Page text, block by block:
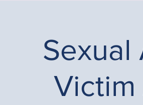
Sexual
Victim